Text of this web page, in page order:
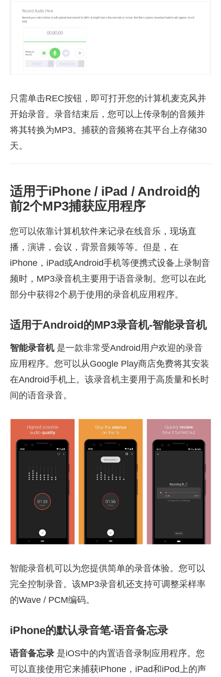
只需单击REC按钮，即可打开您的计算机麦克风并
开始录音。录音结束后，您可以上传录制的音频并
将其转换为MP3。捕获的音频将在其平台上存储30
天。
适用于iPhone / iPad / Android的
前2个MP3捕获应用程序
您可以依靠计算机软件来记录在线音乐，现场直
播，演讲，会议，背景音频等等。但是，在
iPhone，iPad或Android手机等便携式设备上录制音
频时，MP3录音机主要用于语音录制。您可以在此
部分中获得2个易于使用的录音机应用程序。
适用于Android的MP3录音机-智能录音机
智能录音机是一款非常受Android用户欢迎的录音
应用程序。您可以从Google Play商店免费将其安装
在Android手机上。该录音机主要用于高质量和长时
间的语音录音。
智能录音机可以为您提供简单的录音体验。您可以
完全控制录音。该MP3录音机还支持可调整采样率
的Wave / PCM编码。
iPhone的默认录音笔-语音备忘录
语音备忘录 是iOS中的内置语音录制应用程序。您
可以直接使用它来捕获iPhone，iPad和iPod上的声